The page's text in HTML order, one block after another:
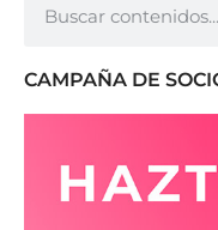
CAMPAÑA DE